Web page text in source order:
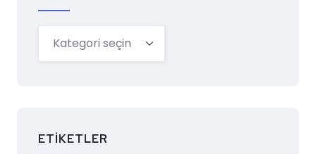
ETIKETLER